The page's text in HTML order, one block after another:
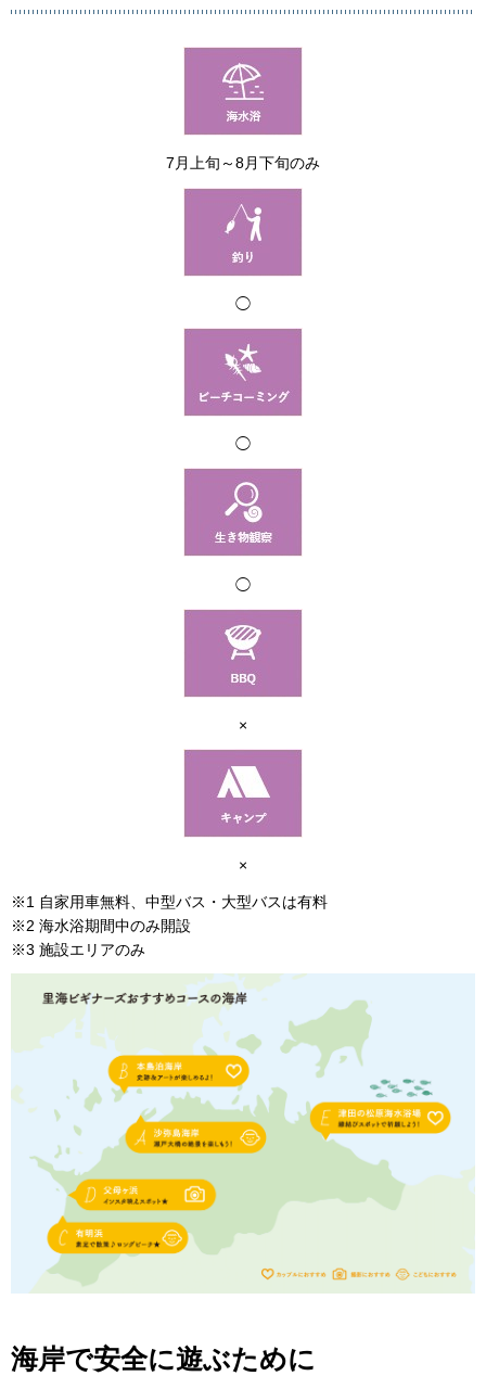
7月上旬～8月下旬のみ
◯
◯
◯
×
×
※1 自家用車無料、中型バス・大型バスは有料
※2 海水浴期間中のみ開設
※3 施設エリアのみ
海岸で安全に遊ぶために